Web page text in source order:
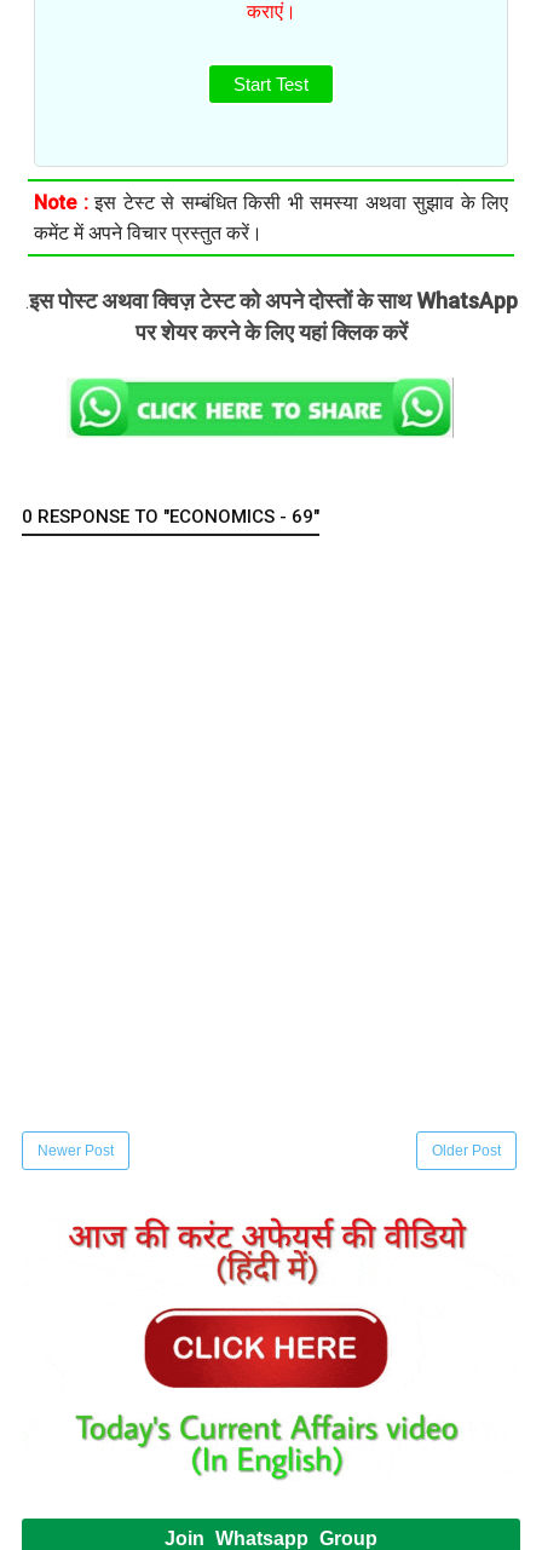
कराएं।
Start Test
Note :इस टेस्ट से सम्बंधित किसी भी समस्या अथवा सुझाव के लिए
कमेंट में अपने विचार प्रस्तुत करें।
.इस पोस्ट अथवा क्विज़ टेस्ट को अपने दोस्तों के साथ WhatsApp
पर शेयर करने के लिए यहां क्लिक करें
0 RESPONSE TO "ECONOMICS - 69"
Newer Post Older Post
Join Whatsapp Group